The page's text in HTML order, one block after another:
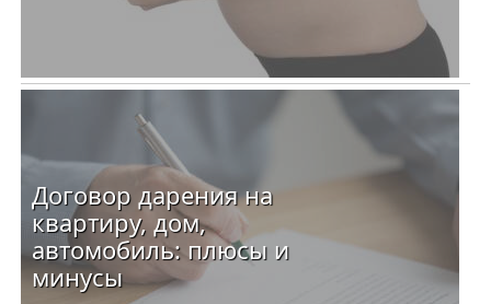
Договор дарения на
квартиру, дом,
автомобиль: плюсы и
минусы